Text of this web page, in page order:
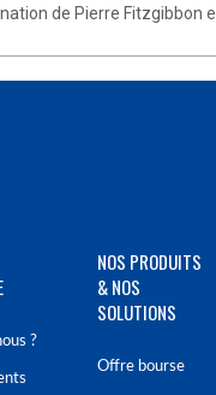
de Pierre Fitzgibbon
?
NOS PRODUITS
& NOS
SOLUTIONS
Offre bourse